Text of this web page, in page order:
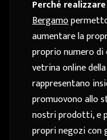
Perché
Bergamo
aumentare la
proprio numero
vetrina online
rappresentano
promuovono allo
nostri prodotti, e
propri negozi con